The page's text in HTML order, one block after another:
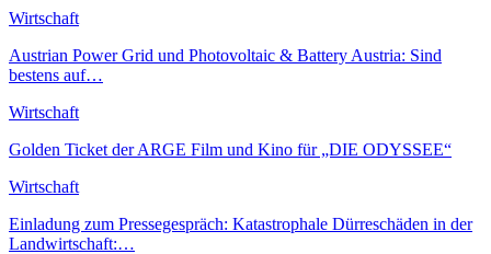
Wirtschaft
Austrian Power Grid und Photovoltaic & Battery Austria: Sind
bestens auf…
Wirtschaft
Golden Ticket der ARGE Film und Kino für „DIE ODYSSEE“
Wirtschaft
Einladung zum Pressegespräch: Katastrophale Dürreschäden in der
Landwirtschaft:…